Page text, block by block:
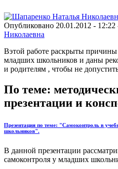
Опубликовано 20.01.2012 - 12:22
Николаевна
Вэтой работе раскрыты
младших школьников и даны
и родителям , чтобы не
По теме:
презентации и
Презентация по теме: "Самоконтроль в
школьников".
В данной презентации
самоконтроля у младших